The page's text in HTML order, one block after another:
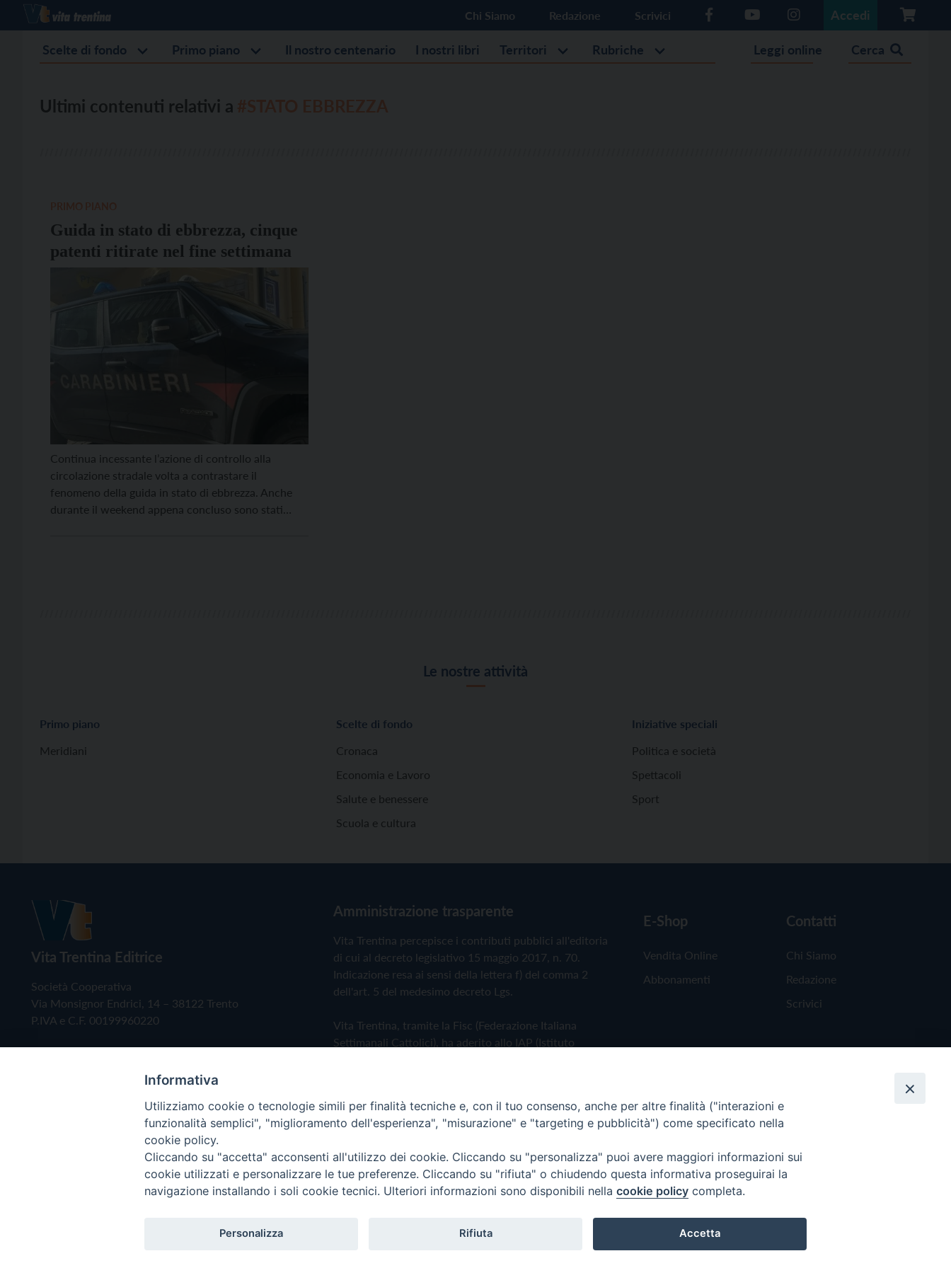
Chi Siamo Redazione Scrivici Accedi
Scelte di fondo Primo piano Il nostro centenario I nostri libri Territori Rubriche Leggi online Cerca
Ultimi contenuti relativi a
Guida in stato di ebbrezza, cinque
patenti ritirate nel fine settimana
Continua incessante l’azione di controllo alla
circolazione stradale volta a contrastare il
fenomeno della guida in stato di ebbrezza. Anche
durante il weekend appena concluso sono stati
Le nostre attività
Primo piano
Meridiani
Scelte di fondo
Cronaca
Economia e Lavoro
Salute e benessere
Scuola e cultura
Iniziative speciali
Politica e società
Spettacoli
Sport
Vita Trentina Editrice
Società Cooperativa
Via Monsignor Endrici, 14 – 38122 Trento
P.IVA e C.F. 00199960220
Amministrazione trasparente
Vita Trentina percepisce i contributi pubblici all'editoria
di cui al decreto legislativo 15 maggio 2017, n. 70.
Indicazione resa ai sensi della lettera f) del comma 2
dell'art. 5 del medesimo decreto Lgs.
Vita Trentina, tramite la Fisc (Federazione Italiana
Settimanali Cattolici), ha aderito allo IAP (Istituto
Privacy Policy Cookie Policy
E-Shop
Vendita Online
Abbonamenti
Contatti
Chi Siamo
Redazione
Scrivici
Copyright © 2019 - Tutti i diritti riservati - Vita Trentina Editrice
Informativa
Utilizziamo cookie o tecnologie simili per finalità tecniche e, con il tuo consenso, anche per altre finalità ("interazioni e
funzionalità semplici", "miglioramento dell'esperienza", "misurazione" e "targeting e pubblicità") come specificato nella
cookie policy.
Cliccando su "accetta" acconsenti all'utilizzo dei cookie. Cliccando su "personalizza" puoi avere maggiori informazioni sui
cookie utilizzati e personalizzare le tue preferenze. Cliccando su "rifiuta" o chiudendo questa informativa proseguirai la
navigazione installando i soli cookie tecnici. Ulteriori informazioni sono disponibili nella cookie policy completa.
Personalizza Rifiuta Accetta